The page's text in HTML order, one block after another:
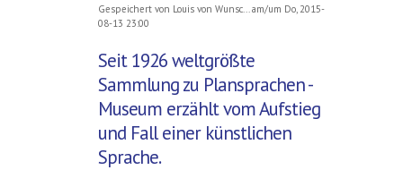
Gespeichert von Louis von Wunsc...
am/um Do, 2015-
08-13 23:00
Seit 1926 weltgrößte
Sammlung zu Plansprachen -
Museum erzählt vom Aufstieg
und Fall einer künstlichen
Sprache.